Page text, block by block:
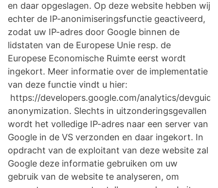
en daar opgeslagen. Op deze website hebben wij
echter de IP-anonimiseringsfunctie geactiveerd,
zodat uw IP-adres door Google binnen de
lidstaten van de Europese Unie resp. de
Europese Economische Ruimte eerst wordt
ingekort. Meer informatie over de implementatie
van deze functie vindt u hier:
https://developers.google.com/analytics/
anonymization. Slechts in uitzonderingsgevallen
wordt het volledige IP-adres naar een server van
Google in de VS verzonden en daar ingekort. In
opdracht van de exploitant van deze website zal
Google deze informatie gebruiken om uw
gebruik van de website te analyseren, om